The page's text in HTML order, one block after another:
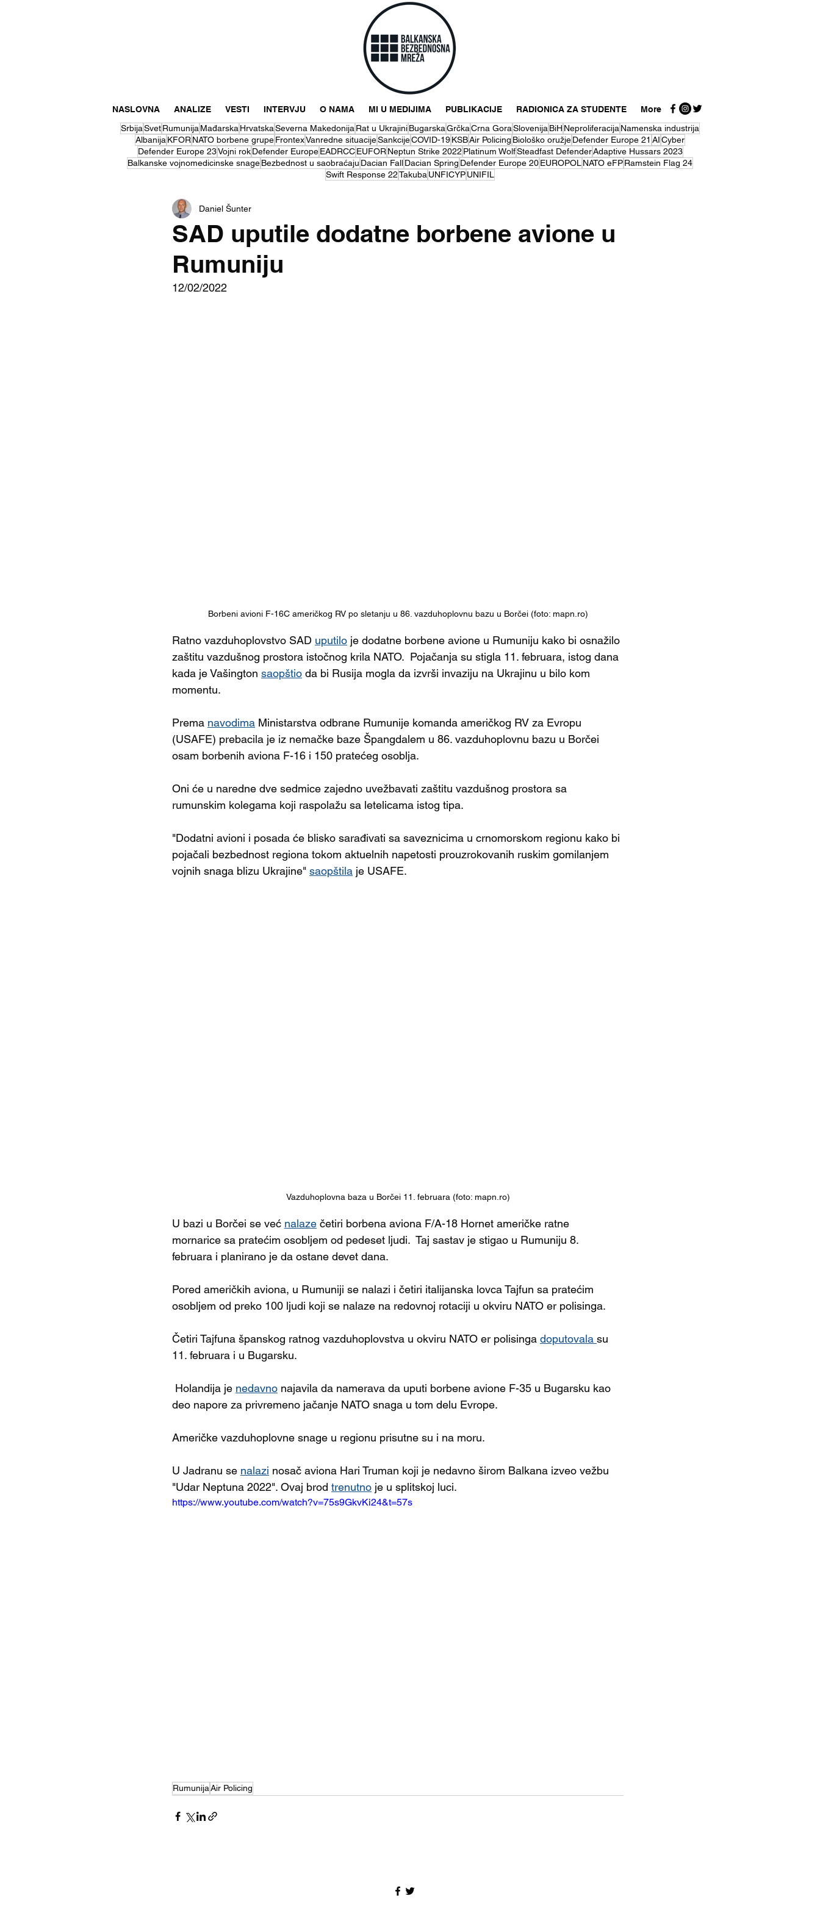
NASLOVNA ANALIZE VESTI INTERVJU O NAMA MI U MEDIJIMA PUBLIKACIJE RADIONICA ZA STUDENTE
More
SrbijaSvetRumunija Mađarska HrvatskaSeverna Makedonija Rat u UkrajiniBugarskaGrčkaCrna GoraSlovenija BiH Neproliferacija Namenska industrija
Albanija KFORNATO borbene grupeFrontexVanredne situacijeSankcijeCOVID-19KSBAir Policing Biološko oružjeDefender Europe 21 AICyber
Defender Europe 23Vojni rok Defender Europe EADRCC EUFOR Neptun Strike 2022 Platinum WolfSteadfast DefenderAdaptive Hussars 2023
Balkanske vojnomedicinske snageBezbednost u saobraćaju Dacian FallDacian Spring Defender Europe 20EUROPOLNATO eFPRamstein Flag 24
Swift Response 22Takuba UNFICYPUNIFIL
SAD uputile dodatne borbene avione u
Rumuniju
Daniel Šunter
12/02/2022
Borbeni avioni F-16C američkog RV po sletanju u 86. vazduhoplovnu bazu u Borčei (foto: mapn.ro)
Ratno vazduhoplovstvo SAD uputilo je dodatne borbene avione u Rumuniju kako bi osnažilo
zaštitu vazdušnog prostora istočnog krila NATO.  Pojačanja su stigla 11. februara, istog dana
kada je Vašington saopštio da bi Rusija mogla da izvrši invaziju na Ukrajinu u bilo kom
momentu.
Prema navodima Ministarstva odbrane Rumunije komanda američkog RV za Evropu
(USAFE) prebacila je iz nemačke baze Špangdalem u 86. vazduhoplovnu bazu u Borčei
osam borbenih aviona F-16 i 150 pratećeg osoblja.
Oni će u naredne dve sedmice zajedno uvežbavati zaštitu vazdušnog prostora sa
rumunskim kolegama koji raspolažu sa letelicama istog tipa.
"Dodatni avioni i posada će blisko sarađivati sa saveznicima u crnomorskom regionu kako bi
pojačali bezbednost regiona tokom aktuelnih napetosti prouzrokovanih ruskim gomilanjem
vojnih snaga blizu Ukrajine" saopštila je USAFE.
Vazduhoplovna baza u Borčei 11. februara (foto: mapn.ro)
U bazi u Borčei se već nalaze četiri borbena aviona F/A-18 Hornet američke ratne
mornarice sa pratećim osobljem od pedeset ljudi.  Taj sastav je stigao u Rumuniju 8.
februara i planirano je da ostane devet dana.
Pored američkih aviona, u Rumuniji se nalazi i četiri italijanska lovca Tajfun sa pratećim
osobljem od preko 100 ljudi koji se nalaze na redovnoj rotaciji u okviru NATO er polisinga.
Četiri Tajfuna španskog ratnog vazduhoplovstva u okviru NATO er polisinga doputovala su
11. februara i u Bugarsku.
Holandija je nedavno najavila da namerava da uputi borbene avione F-35 u Bugarsku kao
deo napore za privremeno jačanje NATO snaga u tom delu Evrope.
Američke vazduhoplovne snage u regionu prisutne su i na moru.
U Jadranu se nalazi nosač aviona Hari Truman koji je nedavno širom Balkana izveo vežbu
"Udar Neptuna 2022". Ovaj brod trenutno je u splitskoj luci.
https://www.youtube.com/watch?v=75s9GkvKi24&t=57s
RumunijaAir Policing